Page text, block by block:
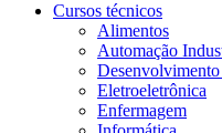
Cursos técnicos
Alimentos
Automação
Desenvolvimento
Eletroeletrônica
Enfermagem